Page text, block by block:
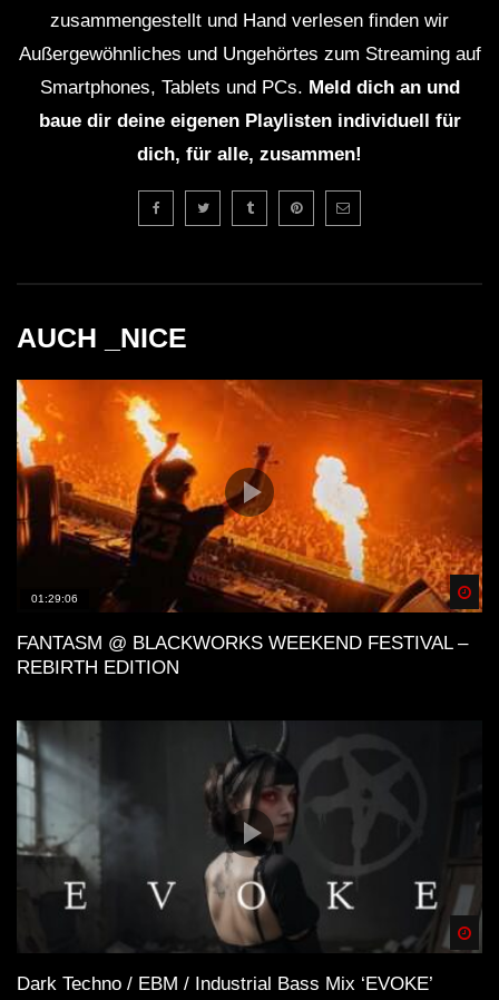
zusammengestellt und Hand verlesen finden wir
Außergewöhnliches und Ungehörtes zum Streaming auf
Smartphones, Tablets und PCs. Meld dich an und
baue dir deine eigenen Playlisten individuell für
dich, für alle, zusammen!
AUCH _NICE
01:29:06
FANTASM @ BLACKWORKS WEEKEND FESTIVAL –
REBIRTH EDITION
Dark Techno / EBM / Industrial Bass Mix ‘EVOKE’